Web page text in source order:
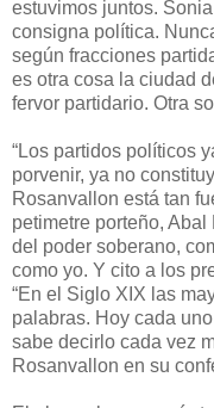
estuvimos juntos.
consigna política.
según fracciones
es otra cosa la ciudad
fervor partidario. Otra
“Los partidos políticos
porvenir, ya no
Rosanvallon está tan
petimetre porteño,
del poder soberano,
como yo. Y cito a los
“En el Siglo XIX las
palabras. Hoy cada
sabe decirlo cada vez
Rosanvallon en su